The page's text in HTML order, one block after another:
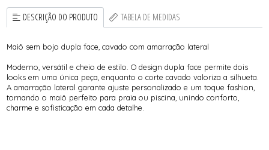
DESCRIÇÃO DO PRODUTO TABELA DE MEDIDAS
Maiô sem bojo dupla face, cavado com amarração lateral
Moderno, versátil e cheio de estilo. O design dupla face permite dois
looks em uma única peça, enquanto o corte cavado valoriza a silhueta.
A amarração lateral garante ajuste personalizado e um toque fashion,
tornando o maiô perfeito para praia ou piscina, unindo conforto,
charme e sofisticação em cada detalhe.